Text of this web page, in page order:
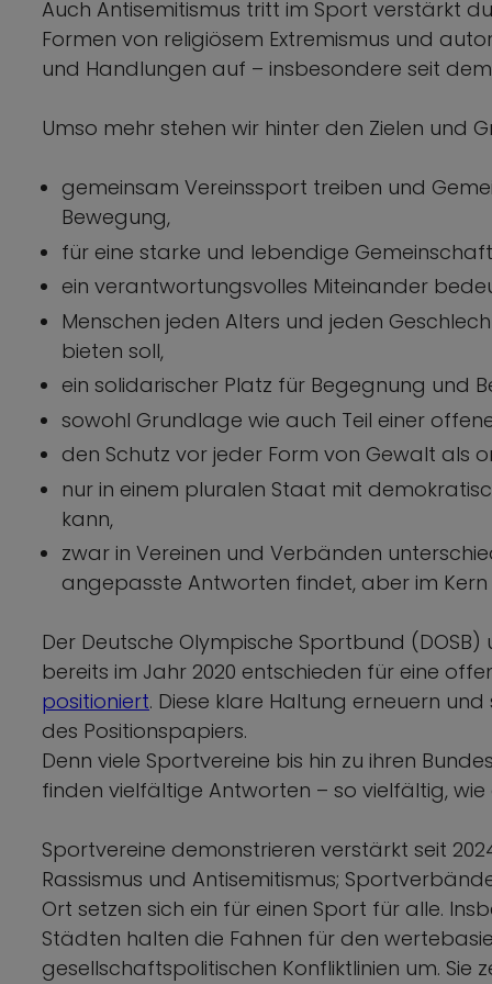
Auch Antisemitismus tritt im Sport verstärkt
Formen von religiösem Extremismus und
und Handlungen auf – insbesondere seit dem
Umso mehr stehen wir hinter den Zielen und
gemeinsam Vereinssport treiben und
Bewegung,
für eine starke und lebendige
ein verantwortungsvolles Miteinander
Menschen jeden Alters und jeden
bieten soll,
ein solidarischer Platz für Begegnung und
sowohl Grundlage wie auch Teil einer
den Schutz vor jeder Form von Gewalt als
nur in einem pluralen Staat mit
kann,
zwar in Vereinen und Verbänden
angepasste Antworten findet, aber im
Der Deutsche Olympische Sportbund
bereits im Jahr 2020 entschieden für eine
positioniert. Diese klare Haltung erneuern
des Positionspapiers.
Denn viele Sportvereine bis hin zu ihren
finden vielfältige Antworten – so vielfältig,
Sportvereine demonstrieren verstärkt seit
Rassismus und Antisemitismus;
Ort setzen sich ein für einen Sport für alle.
Städten halten die Fahnen für den
gesellschaftspolitischen Konfliktlinien um. Sie